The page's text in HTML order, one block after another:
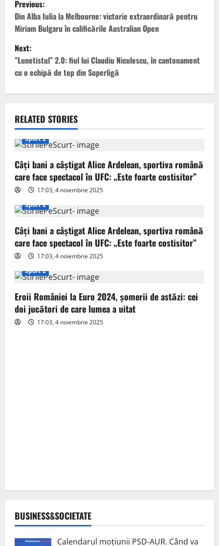
o
s
t
n
v
i
g
a
t
i
o
n
Previous:
Din Alba Iulia la Melbourne: victorie extraordinară pentru
Miriam Bulgaru în calificările Australian Open
Next:
”Lunetistul” 2.0: fiul lui Claudiu Niculescu, în cantonament
cu o echipă de top din Superligă
RELATED STORIES
Sport 2
Câți bani a câștigat Alice Ardelean, sportiva română
care face spectacol în UFC: „Este foarte costisitor”
17:03, 4 noiembrie 2025
Sport 2
Câți bani a câștigat Alice Ardelean, sportiva română
care face spectacol în UFC: „Este foarte costisitor”
17:03, 4 noiembrie 2025
Sport 2
Eroii României la Euro 2024, șomerii de astăzi: cei
doi jucători de care lumea a uitat
17:03, 4 noiembrie 2025
BUSINESS&SOCIETATE
Calendarul moțiunii PSD-AUR. Când va